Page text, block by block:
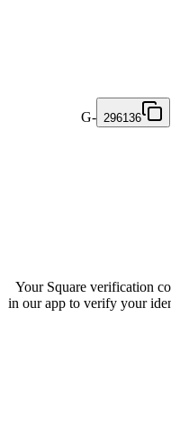
G- 296136
Your Square verification
in our app to verify your